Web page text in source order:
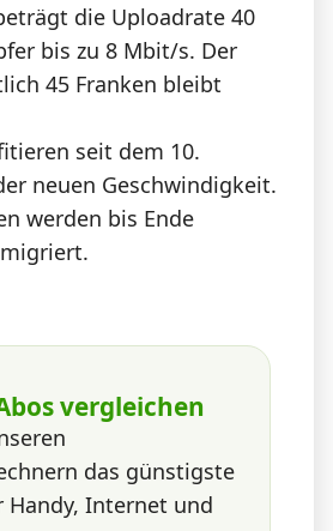
die Uploadrate 40
bis zu 8 Mbit/s. Der
45 Franken bleibt
seit dem 10.
neuen Geschwindigkeit.
werden bis Ende
vergleichen
das günstigste
Handy, Internet und